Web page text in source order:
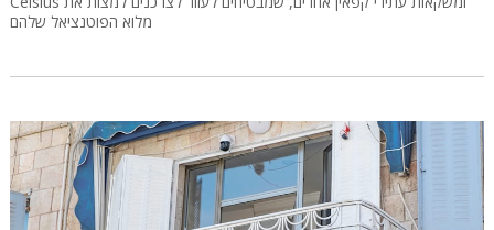
מלוא הפוטנציאל שלהם